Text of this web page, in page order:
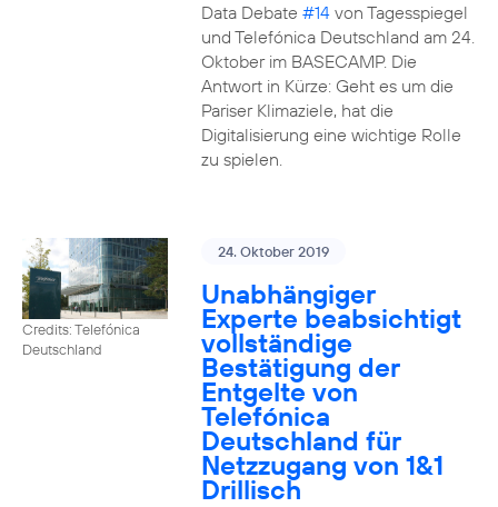
Data Debate #14von Tagesspiegel
und Telefónica Deutschland am 24.
Oktober im BASECAMP. Die
Antwort in Kürze: Geht es um die
Pariser Klimaziele, hat die
Digitalisierung eine wichtige Rolle
zu spielen.
Credits: Telefónica
Deutschland
24. Oktober 2019
Unabhängiger
Experte beabsichtigt
vollständige
Bestätigung der
Entgelte von
Telefónica
Deutschland für
Netzzugang von 1&1
Drillisch